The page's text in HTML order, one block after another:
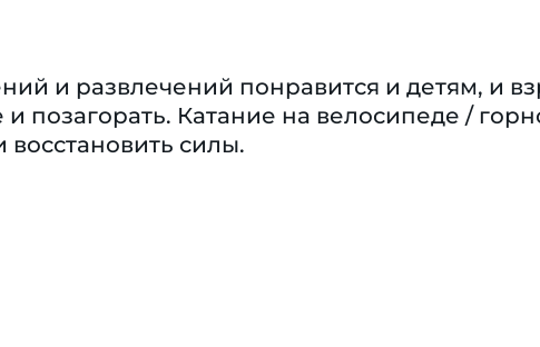
и развлечений понравится и детям, и
позагорать. Катание на велосипеде /
восстановить силы.